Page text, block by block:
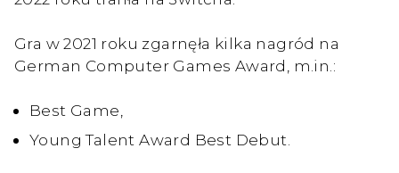
Gra w 2021 roku zgarnęła kilka nagród na
German Computer Games Award, m.in.:
Best Game,
Young Talent Award Best Debut.